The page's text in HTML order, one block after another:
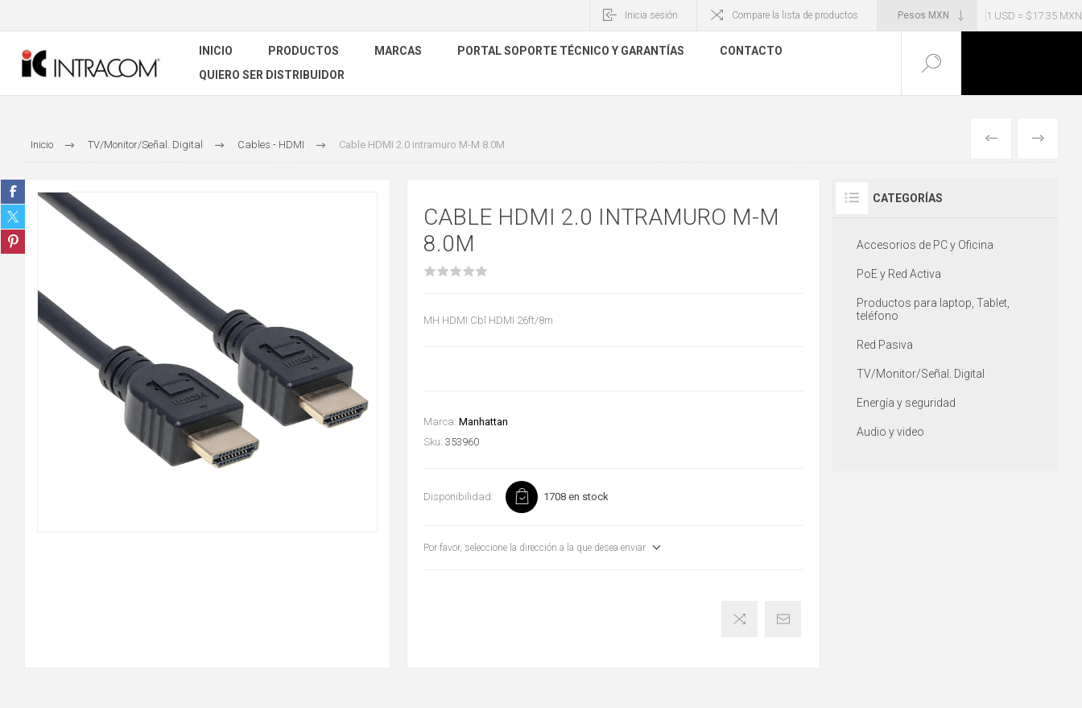
1 USD = $17.35 MXN
Inicia sesión Compare la lista de productos
INICIO PRODUCTOS MARCAS PORTAL SOPORTE TÉCNICO Y GARANTÍAS
CONTACTO
QUIERO SER DISTRIBUIDOR
Inicio TV/Monitor/Señal. Digital Cables - HDMI Cable HDMI 2.0 intramuro M-M 8.0M ANTERIOR
CABLE HDMI 2.0 INTRAMURO M-M
8.0M
MH HDMI Cbl HDMI 26ft/8m
Marca: Manhattan
Sku: 353960
Disponibilidad: 1708 en stock
Por favor, seleccione la dirección a la que desea enviar
CATEGORÍAS
Accesorios de PC y Oficina
PoE y Red Activa
Productos para laptop, Tablet,
teléfono
Red Pasiva
TV/Monitor/Señal. Digital
Energía y seguridad
Audio y video